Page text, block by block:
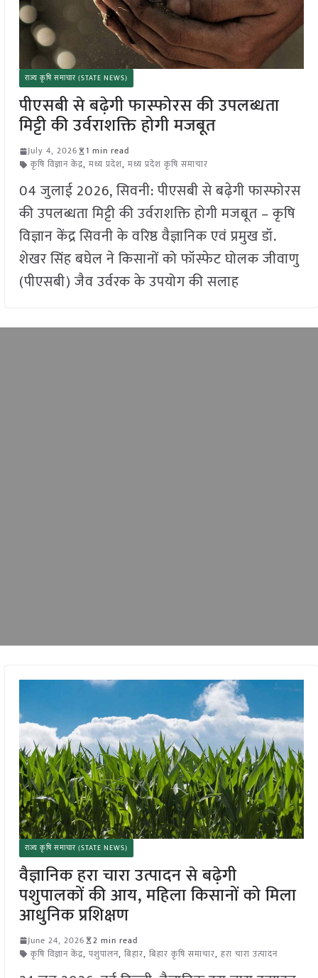
राज्य कृषि समाचार (STATE NEWS)
पीएसबी से बढ़ेगी फास्फोरस की उपलब्धता
मिट्टी की उर्वराशक्ति होगी मजबूत
July 4, 2026
1 min read
कृषि विज्ञान केंद्र, मध्य प्रदेश, मध्य प्रदेश कृषि समाचार
04 जुलाई 2026, सिवनी: पीएसबी से बढ़ेगी फास्फोरस
की उपलब्धता मिट्टी की उर्वराशक्ति होगी मजबूत – कृषि
विज्ञान केंद्र सिवनी के वरिष्ठ वैज्ञानिक एवं प्रमुख डॉ.
शेखर सिंह बघेल ने किसानों को फॉस्फेट घोलक जीवाणु
(पीएसबी) जैव उर्वरक के उपयोग की सलाह
राज्य कृषि समाचार (STATE NEWS)
वैज्ञानिक हरा चारा उत्पादन से बढ़ेगी
पशुपालकों की आय, महिला किसानों को मिला
आधुनिक प्रशिक्षण
June 24, 2026
2 min read
कृषि विज्ञान केंद्र, पशुपालन, बिहार, बिहार कृषि समाचार, हरा चारा उत्पादन